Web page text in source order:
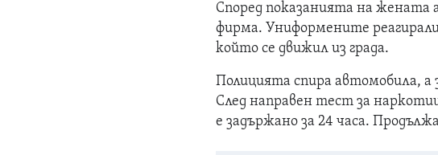
Според показанията на жената
фирма. Униформените
който се движил из града.
Полицията спира автомобила, а
След направен тест за
е задържано за 24 часа.